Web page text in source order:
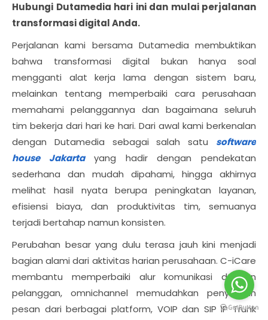
Hubungi Dutamedia hari ini dan mulai perjalanan
transformasi digital Anda.
Perjalanan kami bersama Dutamedia membuktikan
bahwa transformasi digital bukan hanya soal
mengganti alat kerja lama dengan sistem baru,
melainkan tentang memperbaiki cara perusahaan
memahami pelanggannya dan bagaimana seluruh
tim bekerja dari hari ke hari. Dari awal kami berkenalan
dengan Dutamedia sebagai salah satu software
house Jakartayang hadir dengan pendekatan
sederhana dan mudah dipahami, hingga akhirnya
melihat hasil nyata berupa peningkatan layanan,
efisiensi biaya, dan produktivitas tim, semuanya
terjadi bertahap namun konsisten.
Perubahan besar yang dulu terasa jauh kini menjadi
bagian alami dari aktivitas harian perusahaan. C-iCare
membantu memperbaiki alur komunikasi dengan
pelanggan, omnichannel memudahkan penyatuan
pesan dari berbagai platform, VOIP dan SIP IP Trunk